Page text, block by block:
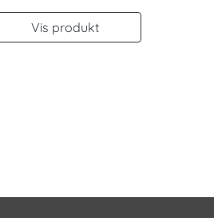
Vis produkt